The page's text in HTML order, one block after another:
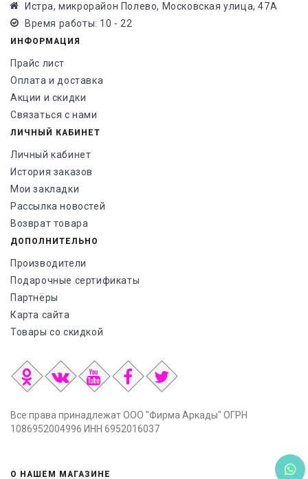
Истра, микрорайон Полево, Московская улица, 47А
Время работы: 10 - 22
ИНФОРМАЦИЯ
Прайс лист
Оплата и доставка
Акции и скидки
Связаться с нами
ЛИЧНЫЙ КАБИНЕТ
Личный кабинет
История заказов
Мои закладки
Рассылка новостей
Возврат товара
ДОПОЛНИТЕЛЬНО
Производители
Подарочные сертификаты
Партнёры
Карта сайта
Товары со скидкой
Все права принадлежат ООО "Фирма Аркады" ОГРН
1086952004996 ИНН 6952016037
О НАШЕМ МАГАЗИНЕ